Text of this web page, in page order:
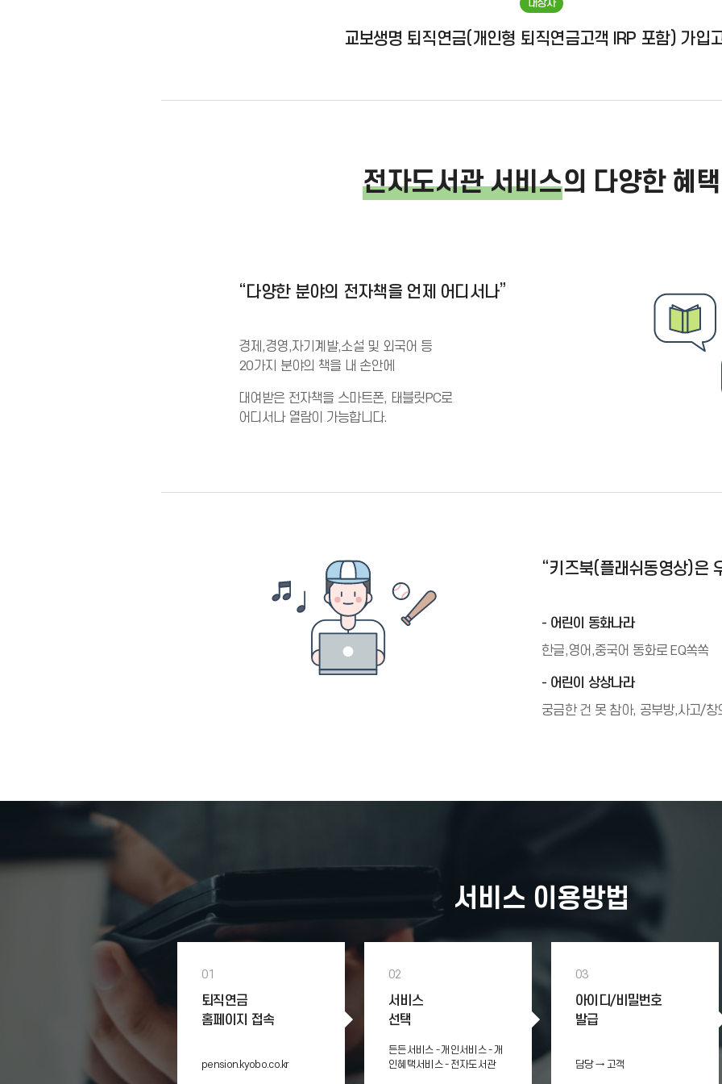
대상자
교보생명 퇴직연금(개인형 퇴직연금고객 IRP 포함) 가입
전자도서관 서비스의 다양한 혜택
“다양한 분야의 전자책을 언제 어디서나”
경제,경영,자기계발,소설 및 외국어 등
20가지 분야의 책을 내 손안에
대여받은 전자책을 스마트폰, 태블릿PC로
어디서나 열람이 가능합니다.
“키즈북(플래쉬동영상)은
- 어린이 동화나라
한글,영어,중국어 동화로 EQ쏙쏙
- 어린이 상상나라
궁금한 건 못 참아, 공부방,사고/
서비스 이용방법
01
퇴직연금
홈페이지 접속
pension.kyobo.co.kr
02
서비스
선택
든든서비스 - 개인서비스 - 개
인혜택서비스 - 전자도서관
03
아이디/비밀번호
발급
담당 → 고객